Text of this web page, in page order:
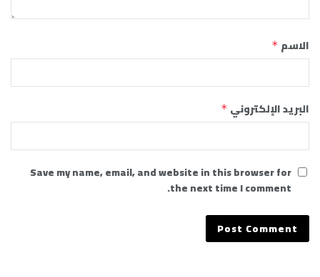
الاسم *
البريد الإلكتروني *
Save my name, email, and website in this browser for
the next time I comment.